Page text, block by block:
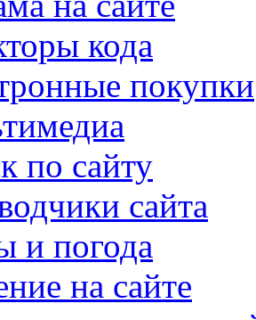
кода
покупки
по сайту
сайта
и погода
на сайте